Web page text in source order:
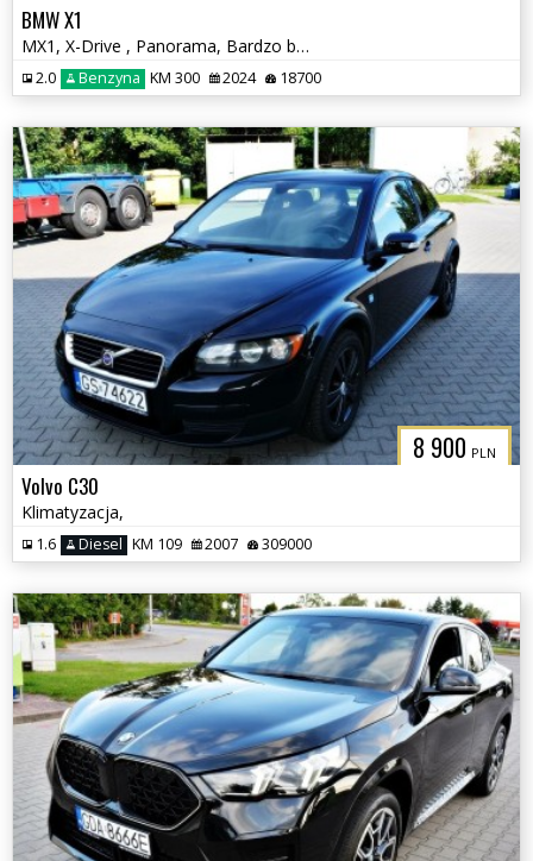
BMW X1
MX1, X-Drive , Panorama, Bardzo bogate wyposażenie
2.0 Benzyna KM 300 2024 18700
8 900 PLN
Volvo C30
Klimatyzacja,
1.6 Diesel KM 109 2007 309000